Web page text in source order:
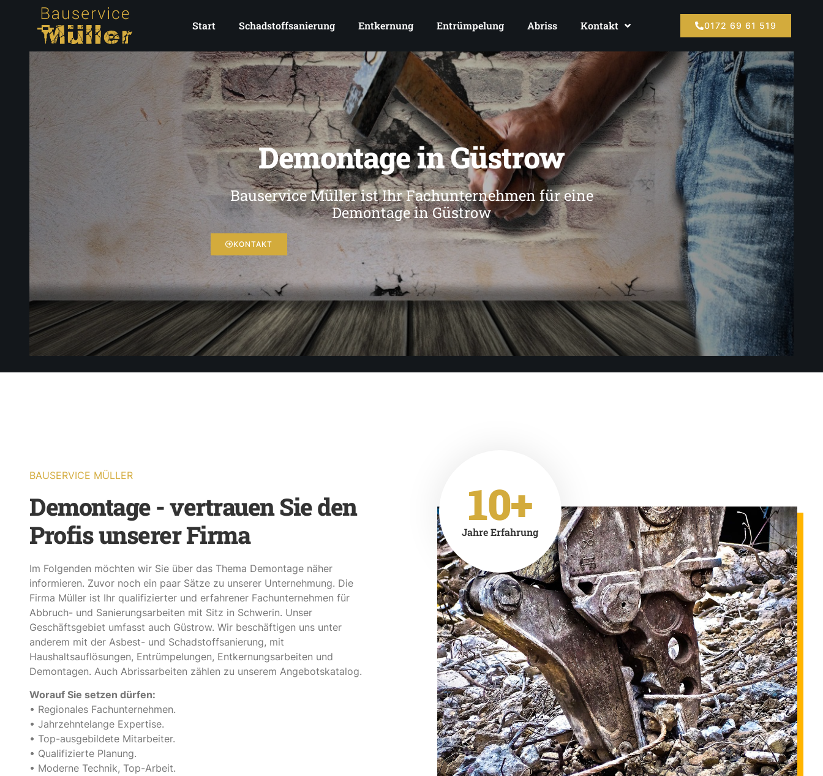
Start Schadstoffsanierung Entkernung Entrümpelung Abriss Kontakt 0172 69 61 519
Demontage in Güstrow
Bauservice Müller ist Ihr Fachunternehmen für eine
Demontage in Güstrow
KONTAKT
BAUSERVICE MÜLLER
Demontage - vertrauen Sie den
Profis unserer Firma
Im Folgenden möchten wir Sie über das Thema Demontage näher
informieren. Zuvor noch ein paar Sätze zu unserer Unternehmung. Die
Firma Müller ist Ihr qualifizierter und erfahrener Fachunternehmen für
Abbruch- und Sanierungsarbeiten mit Sitz in Schwerin. Unser
Geschäftsgebiet umfasst auch Güstrow. Wir beschäftigen uns unter
anderem mit der Asbest- und Schadstoffsanierung, mit
Haushaltsauflösungen, Entrümpelungen, Entkernungsarbeiten und
Demontagen. Auch Abrissarbeiten zählen zu unserem Angebotskatalog.
Worauf Sie setzen dürfen:
• Regionales Fachunternehmen.
• Jahrzehntelange Expertise.
• Top-ausgebildete Mitarbeiter.
• Qualifizierte Planung.
• Moderne Technik, Top-Arbeit.
10+
Jahre Erfahrung